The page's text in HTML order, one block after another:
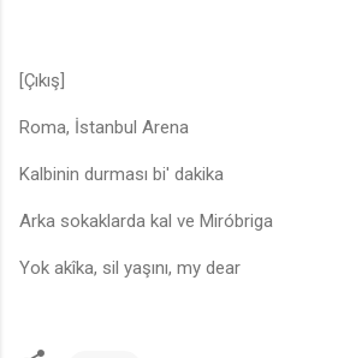
[Çıkış]
Roma, İstanbul Arena
Kalbinin durması bi' dakika
Arka sokaklarda kal ve Miróbriga
Yok akîka, sil yaşını, my dear